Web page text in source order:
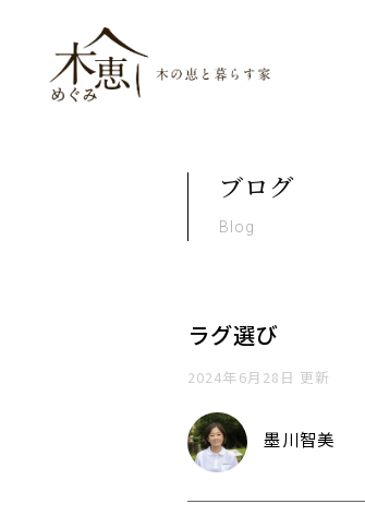
ブログ
Blog
ラグ選び
2024年6月28日 更新
墨川智美